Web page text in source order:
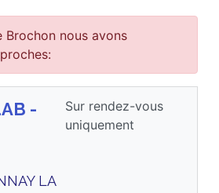
Brochon nous avons
-
LA
Sur rendez-vous
uniquement